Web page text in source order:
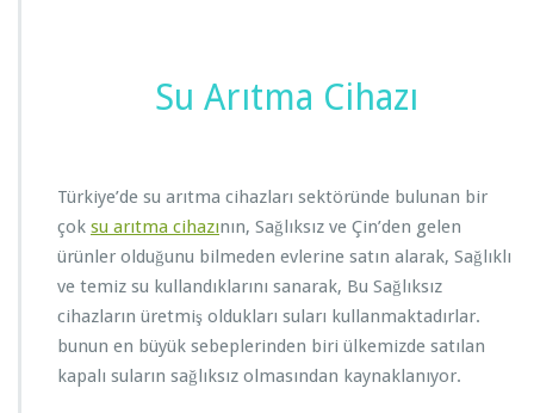
Su Arıtma Cihazı
Türkiye’de su arıtma cihazları sektöründe bulunan bir
çok su arıtma cihazının, Sağlıksız ve Çin’den gelen
ürünler olduğunu bilmeden evlerine satın alarak, Sağlıklı
ve temiz su kullandıklarını sanarak, Bu Sağlıksız
cihazların üretmiş oldukları suları kullanmaktadırlar.
bunun en büyük sebeplerinden biri ülkemizde satılan
kapalı suların sağlıksız olmasından kaynaklanıyor.